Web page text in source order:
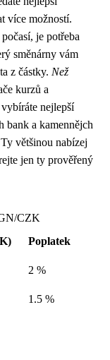
více možností.
je potřeba
směnárny vám
z částky. Než
kurzů a
nejlepší
bank a kamennějch
většinou nabízej
jen ty prověřený
CZK
Poplatek
2 %
1.5 %